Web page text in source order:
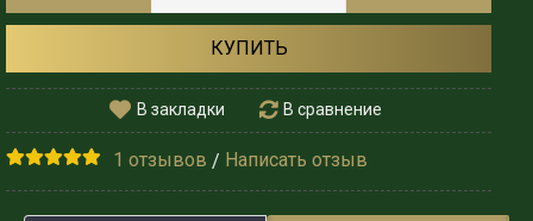
КУПИТЬ
В закладки В сравнение
1 отзывов / Написать отзыв